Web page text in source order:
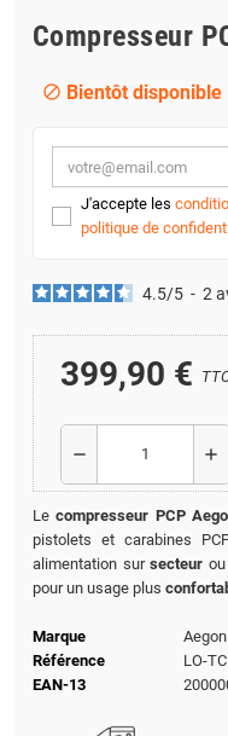
Compresseur
block Bientôt disponible
J'accepte les
politique de
4.5/5 - 2
399,90 €
remove add
Lecompresseur PCP
pistolets et carabines
alimentation sursecteur
pour un usage plus
Marque
Aegon
Référence
LO-
EAN-13